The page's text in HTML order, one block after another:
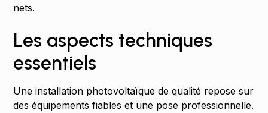
nets.
Les aspects techniques
essentiels
Une installation photovoltaïque de qualité repose sur
des équipements fiables et une pose professionnelle.